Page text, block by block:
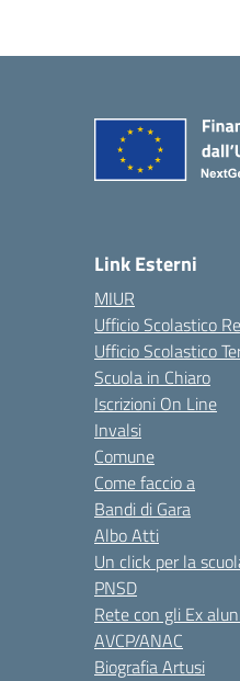
Link Esterni
MIUR
Ufficio Scolastico
Ufficio Scolastico
Scuola in Chiaro
Iscrizioni On Line
Invalsi
Comune
Come faccio a
Bandi di Gara
Albo Atti
Un click per la
PNSD
Rete con gli Ex
AVCP/ANAC
Biografia Artusi